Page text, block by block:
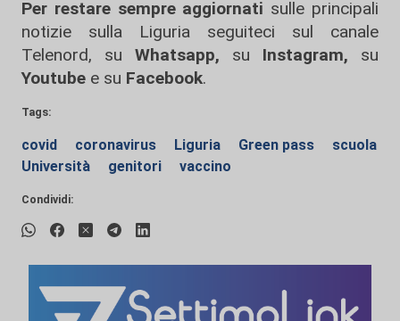
Per restare sempre aggiornati sulle principali
notizie sulla Liguria seguiteci sul canale
Telenord, su
Whatsapp, su Instagram, su
Youtube e su Facebook.
Tags:
covid coronavirus Liguria Green pass
scuola
Università
genitori vaccino
Condividi: